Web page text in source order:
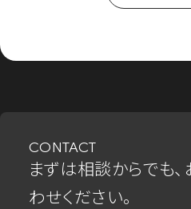
CONTACT
まずは相談からでも
わせください。